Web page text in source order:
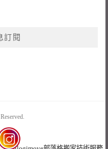
訂閱